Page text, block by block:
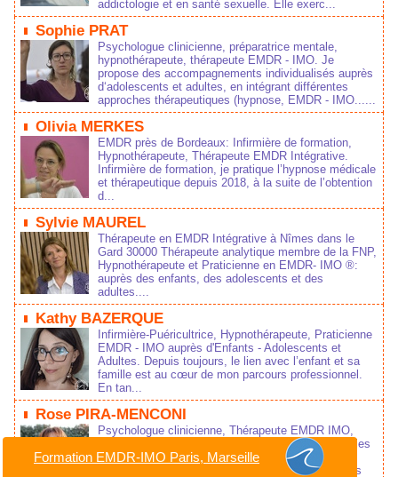
addictologie et en santé sexuelle. Elle exerc...
Sophie PRAT
Psychologue clinicienne, préparatrice mentale,
hypnothérapeute, thérapeute EMDR - IMO. Je
propose des accompagnements individualisés auprès
d‘adolescents et adultes, en intégrant différentes
approches thérapeutiques (hypnose, EMDR - IMO......
Olivia MERKES
EMDR près de Bordeaux: Infirmière de formation,
Hypnothérapeute, Thérapeute EMDR Intégrative.
Infirmière de formation, je pratique l’hypnose médicale
et thérapeutique depuis 2018, à la suite de l’obtention
d...
Sylvie MAUREL
Thérapeute en EMDR Intégrative à Nîmes dans le
Gard 30000 Thérapeute analytique membre de la FNP,
Hypnothérapeute et Praticienne en EMDR- IMO ®:
auprès des enfants, des adolescents et des
adultes....
Kathy BAZERQUE
Infirmière-Puéricultrice, Hypnothérapeute, Praticienne
EMDR - IMO auprès d'Enfants - Adolescents et
Adultes. Depuis toujours, le lien avec l’enfant et sa
famille est au cœur de mon parcours professionnel.
En tan...
Rose PIRA-MENCONI
Psychologue clinicienne, Thérapeute EMDR IMO,
Hypnothérapeute, Docteur en psychologie, Thérapies
Brèves. Installée en cabinet libéral depuis 2002,
j’accueille au sein de mon cabinet des enfants, des
Formation EMDR-IMO Paris, Marseille